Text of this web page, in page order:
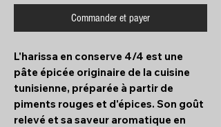
Commander et payer
L'harissa en conserve 4/4 est une
pâte épicée originaire de la cuisine
tunisienne, préparée à partir de
piments rouges et d'épices. Son goût
relevé et sa saveur aromatique en